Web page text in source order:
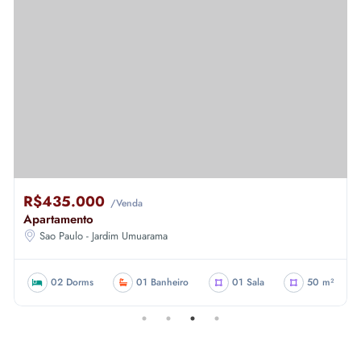
R$435.000 /Venda
Apartamento
Sao Paulo - Jardim Umuarama
02 Dorms 01 Banheiro 01 Sala 50 m²